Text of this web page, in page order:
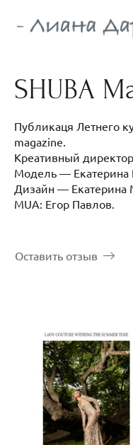
SHUBA
Публикаця Летнего
magazine.
Креативный
Модель — Екатерина
Дизайн — Екатерина
MUA: Егор Павлов.
Оставить отзыв